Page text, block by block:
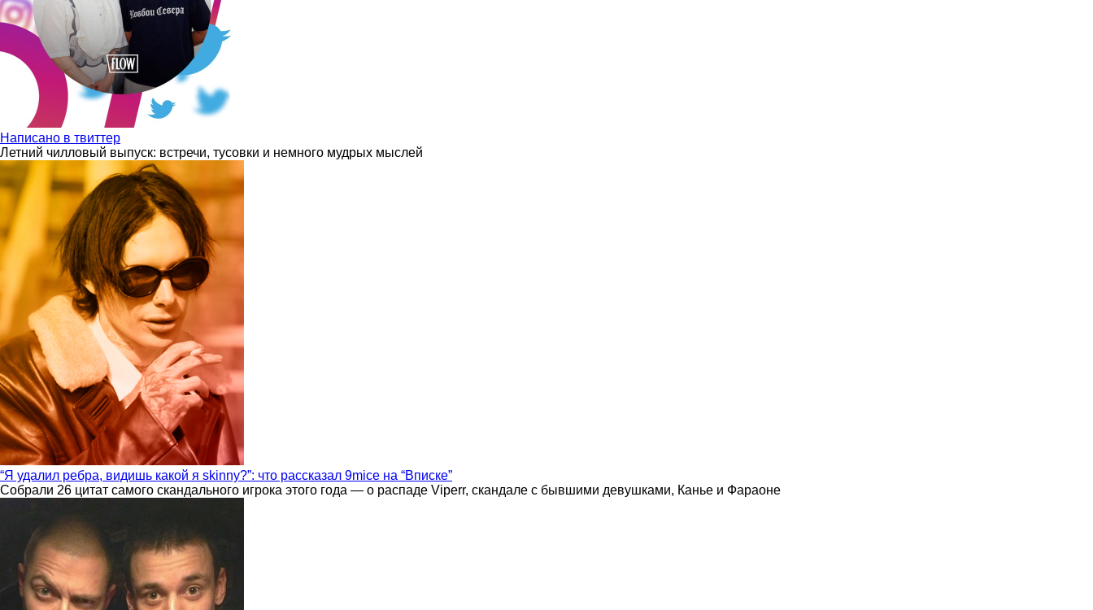
Написано в твиттер
Летний чилловый выпуск: встречи, тусовки и немного мудрых мыслей
“Я удалил ребра, видишь какой я skinny?”: что рассказал 9mice на “Вписке”
Собрали 26 цитат самого скандального игрока этого года — о распаде Viperr, скандале с бывшими девушками, Канье и Фараоне